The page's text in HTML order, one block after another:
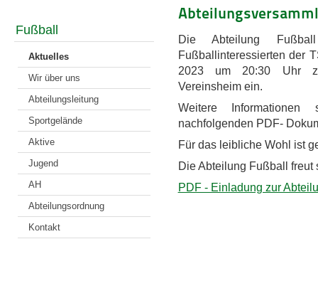
Fußball
Aktuelles
Wir über uns
Abteilungsleitung
Sportgelände
Aktive
Jugend
AH
Abteilungsordnung
Kontakt
Die Abteilung
Fußballinteressierten der
2023 um 20:30 Uhr
Vereinsheim ein.
Weitere
nachfolgenden PDF-
Für das leibliche Wohl ist
Die Abteilung Fußball
PDF - Einladung zur